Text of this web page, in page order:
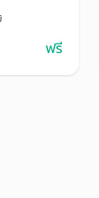
สไตล์มนุษย์
ฟรี